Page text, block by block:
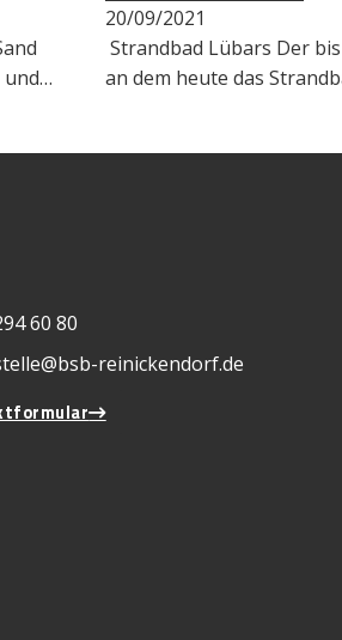
und…
20/09/2021
Strandbad Lübars Der
an dem heute das
60 80
reinickendorf.de